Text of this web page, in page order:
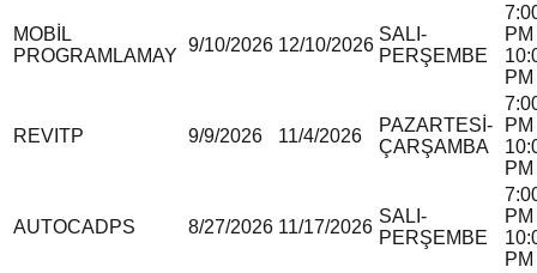
MOBİL
PROGRAMLAMAY
9/10/2026 12/10/2026
SALI-
PERŞEMBE
PM
PM
REVITP 9/9/2026 11/4/2026
PAZARTESİ-
ÇARŞAMBA
PM
PM
AUTOCADPS 8/27/2026 11/17/2026
SALI-
PERŞEMBE
PM
PM